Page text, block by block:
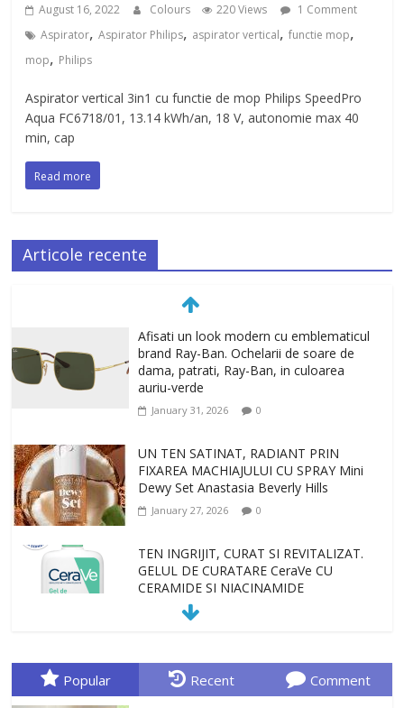
August 16, 2022 Colours 220 Views
1 Comment
Aspirator,Aspirator Philips, aspirator vertical,functie mop,
mop, Philips
Aspirator vertical 3in1 cu functie de mop Philips SpeedPro
Aqua FC6718/01, 13.14 kWh/an, 18 V, autonomie max 40
min, cap
Read more
Articole recente
Afisati un look modern cu emblematicul
brand Ray-Ban. Ochelarii de soare de
dama, patrati, Ray-Ban, in culoarea
auriu-verde
January 31, 2026 0
UN TEN SATINAT, RADIANT PRIN
FIXAREA MACHIAJULUI CU SPRAY Mini
Dewy Set Anastasia Beverly Hills
January 27, 2026 0
TEN INGRIJIT, CURAT SI REVITALIZAT.
GELUL DE CURATARE CeraVe CU
CERAMIDE SI NIACINAMIDE
January 23, 2026
ori o provocare. Idei inedite, cadouri
originale, le puteti avea la Giftspot.ro,
Popular Recent Comment